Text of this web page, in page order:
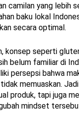
camilan yang lebih
baku lokal
secara optimal.
konsep seperti
belum familiar di
persepsi bahwa
tidak memuaskan.
produk, tapi juga
mindset